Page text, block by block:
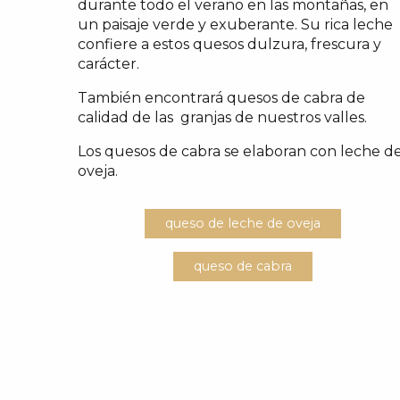
durante todo el verano en las montañas, en
un paisaje verde y exuberante. Su rica leche
confiere a estos quesos dulzura, frescura y
carácter.
También encontrará quesos de cabra de
calidad de las granjas de nuestros valles.
Los quesos de cabra se elaboran con leche
oveja.
queso de leche de oveja
queso de cabra